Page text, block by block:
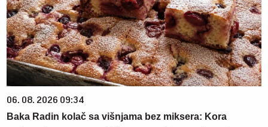
06. 08. 2026 09:34
Baka Radin kolač sa višnjama bez miksera: Kora